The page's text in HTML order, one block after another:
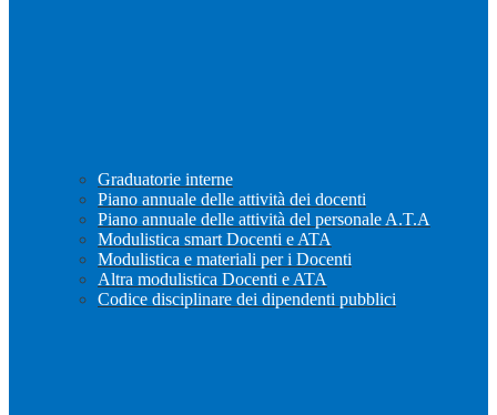
Graduatorie interne
Piano annuale delle attività dei docenti
Piano annuale delle attività del personale A.T.A
Modulistica smart Docenti e ATA
Modulistica e materiali per i Docenti
Altra modulistica Docenti e ATA
Codice disciplinare dei dipendenti pubblici